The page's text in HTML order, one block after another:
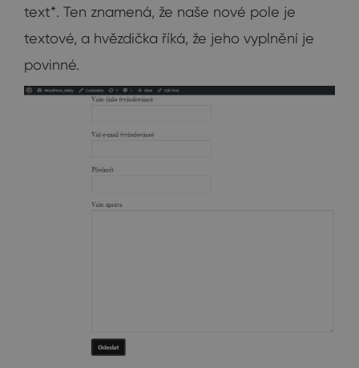
text*. Ten znamená, že naše nové pole je
textové, a hvězdička říká, že jeho vyplnění je
povinné.